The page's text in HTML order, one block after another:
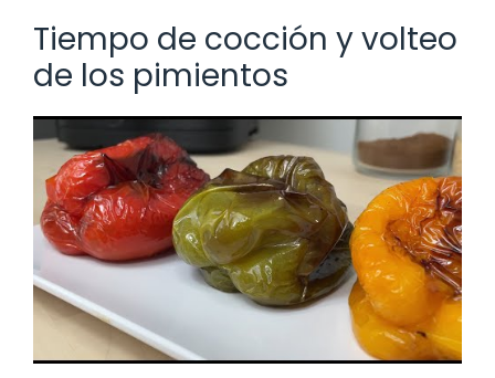
Tiempo de cocción y volteo
de los pimientos